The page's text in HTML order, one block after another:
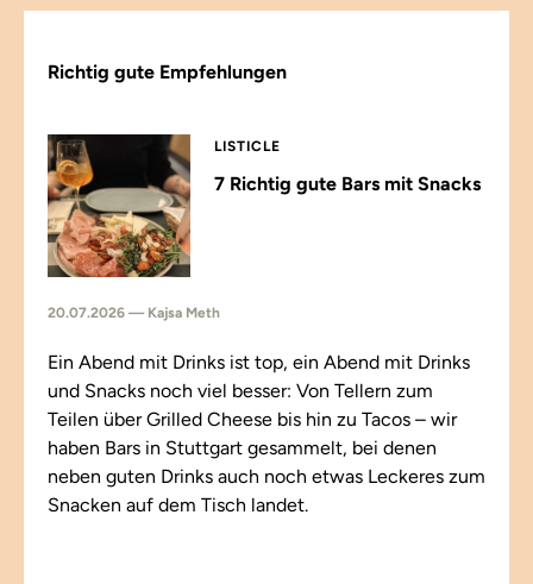
Richtig gute Empfehlungen
LISTICLE
7 Richtig gute Bars mit Snacks
20.07.2026 — Kajsa Meth
Ein Abend mit Drinks ist top, ein Abend mit Drinks
und Snacks noch viel besser: Von Tellern zum
Teilen über Grilled Cheese bis hin zu Tacos – wir
haben Bars in Stuttgart gesammelt, bei denen
neben guten Drinks auch noch etwas Leckeres zum
Snacken auf dem Tisch landet.